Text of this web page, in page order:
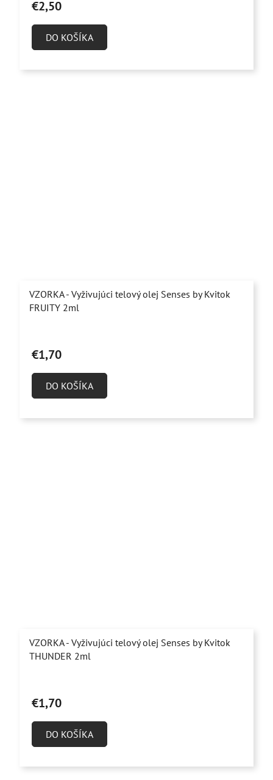
€2,50
DO KOŠÍKA
VZORKA - Vyživujúci telový olej Senses by Kvitok
FRUITY 2ml
€1,70
DO KOŠÍKA
VZORKA - Vyživujúci telový olej Senses by Kvitok
THUNDER 2ml
€1,70
DO KOŠÍKA